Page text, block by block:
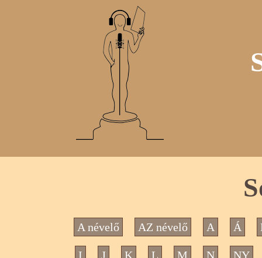
A névelő AZ névelő A Á
I J K L M N NY